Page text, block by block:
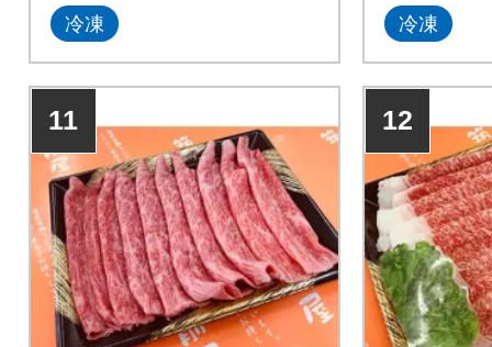
冷凍 冷凍
11 12